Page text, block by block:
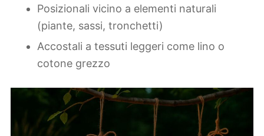
Posizionali vicino a elementi naturali
(piante, sassi, tronchetti)
Accostali a tessuti leggeri come lino o
cotone grezzo